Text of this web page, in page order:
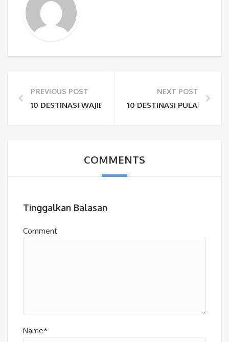
PREVIOUS POST
10 DESTINASI WAJIB KUNJUNGI DI PULAU ROTE 2026
NEXT POST
10 DESTINASI PULAU
COMMENTS
Tinggalkan Balasan
Comment
Name*